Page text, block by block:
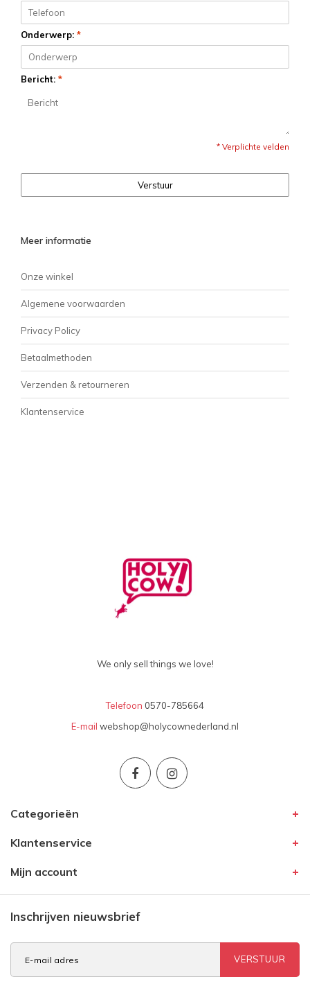
Onderwerp: *
Bericht: *
* Verplichte velden
Verstuur
Meer informatie
Onze winkel
Algemene voorwaarden
Privacy Policy
Betaalmethoden
Verzenden & retourneren
Klantenservice
We only sell things we love!
Telefoon 0570-785664
E-mail webshop@holycownederland.nl
Categorieën
Klantenservice
Mijn account
Inschrijven nieuwsbrief
VERSTUUR